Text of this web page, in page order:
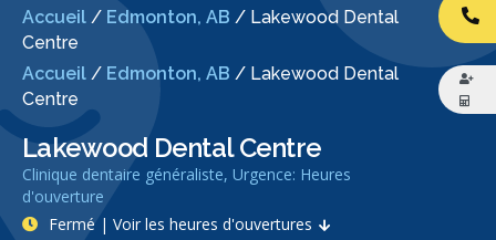
Accueil / Edmonton, AB / Lakewood Dental
Centre
Accueil / Edmonton, AB / Lakewood Dental
Centre
Lakewood Dental Centre
Clinique dentaire généraliste, Urgence: Heures
d'ouverture
Fermé | Voir les heures d'ouvertures